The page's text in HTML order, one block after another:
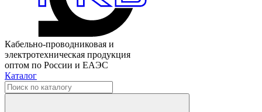
Кабельно-проводниковая и
электротехническая продукция
оптом по России и ЕАЭС
Каталог